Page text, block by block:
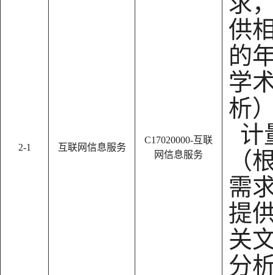
2-1 互联网信息服务
C17020000-互联
网信息服务
供
的
学
析
计
（
需
提
关
分